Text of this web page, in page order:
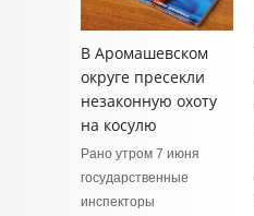
В Аромашевском
округе пресекли
незаконную охоту
на косулю
Рано утром 7 июня
государственные
инспекторы